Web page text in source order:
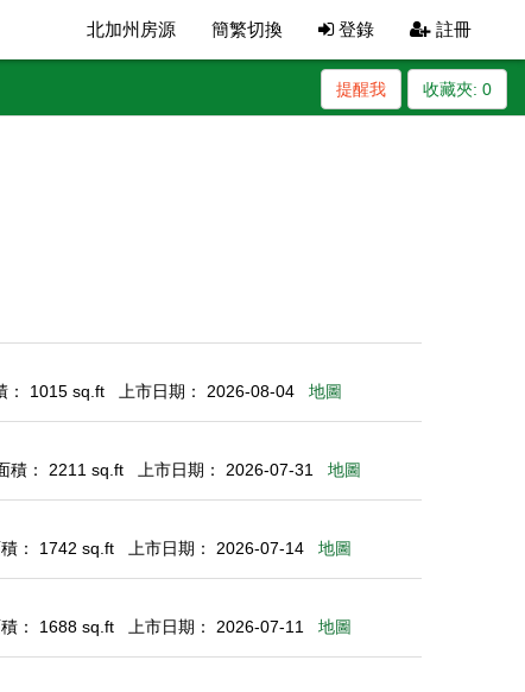
北加州房源 簡繁切換 登錄 註冊
收藏夾: 0
提醒我
： 1015 sq.ft 上市日期： 2026-08-04 地圖
積： 2211 sq.ft 上市日期： 2026-07-31 地圖
： 1742 sq.ft 上市日期： 2026-07-14 地圖
： 1688 sq.ft 上市日期： 2026-07-11 地圖